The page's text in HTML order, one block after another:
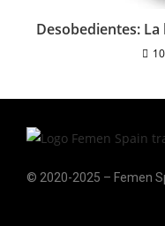
Desobedientes: La
© 2020-2025 – Femen